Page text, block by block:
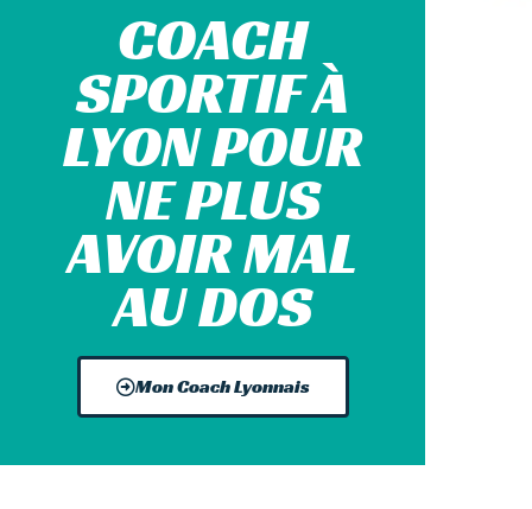
COACH
SPORTIF À
LYON POUR
NE PLUS
AVOIR MAL
AU DOS
Mon Coach Lyonnais